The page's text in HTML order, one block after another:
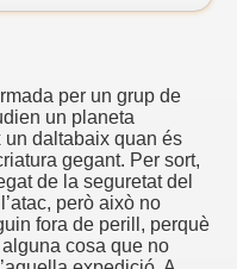
per un grup de
un planeta
daltabaix quan és
gegant. Per sort,
de la seguretat del
però això no
fora de perill, perquè
cosa que no